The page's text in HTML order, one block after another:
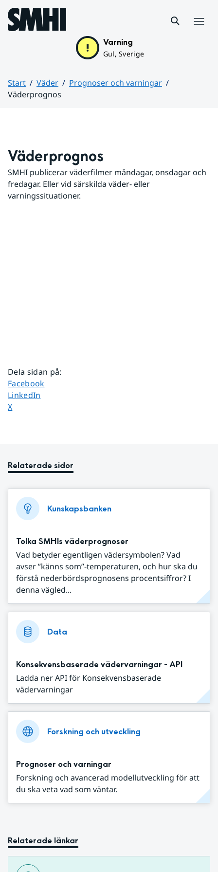
Hoppa till sidans innehåll
Varning
Gul, Sverige
Start Väder
Prognoser och varningar
Väderprognos
Väderprognos
SMHI publicerar väderfilmer måndagar, onsdagar och
fredagar. Eller vid särskilda väder- eller
varningssituationer.
Dela sidan på:
Dela sidan på
Facebook
Dela sidan på
LinkedIn
Dela sidan på
X
Relaterade sidor
Kunskapsbanken
Tolka SMHIs väderprognoser
Vad betyder egentligen vädersymbolen? Vad
avser ”känns som”-temperaturen, och hur ska du
förstå nederbördsprognosens procentsiffror? I
denna vägled...
Data
Konsekvensbaserade vädervarningar - API
Ladda ner API för Konsekvensbaserade
vädervarningar
Forskning och utveckling
Prognoser och varningar
Forskning och avancerad modellutveckling för att
du ska veta vad som väntar.
Relaterade länkar